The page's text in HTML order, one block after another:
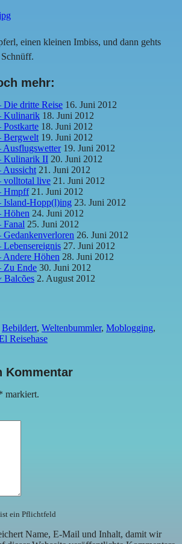
einen kleinen Imbiss, und dann gehts
mehr:
Die dritte Reise 16. Juni 2012
Kulinarik 18. Juni 2012
Postkarte 18. Juni 2012
Bergwelt 19. Juni 2012
Ausflugswetter19. Juni 2012
Kulinarik II 20. Juni 2012
Aussicht 21. Juni 2012
volltotal live 21. Juni 2012
Hmpff21. Juni 2012
Island-Hopp(l)ing 23. Juni 2012
Höhen 24. Juni 2012
Fanal 25. Juni 2012
26. Juni 2012
27. Juni 2012
Andere Höhen 28. Juni 2012
Zu Ende 30. Juni 2012
Balcões 2. August 2012
Bebildert, Weltenbummler, Moblogging,
Reisehase
Kommentar
markiert.
ein Pflichtfeld
Name, E-Mail und Inhalt, damit wir